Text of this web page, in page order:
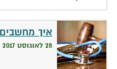
איך
28 לאוגוסט 2017